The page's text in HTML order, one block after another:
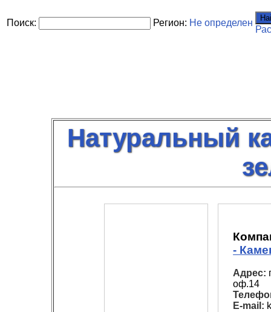
Поиск: Регион: Не определен
Натуральный
-
Адрес:
оф.14
E-mail: